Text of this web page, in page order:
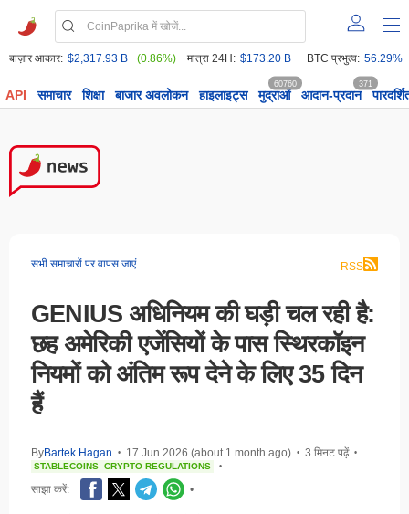
बाज़ार आकार: $2,317.93 B (0.86%) मात्रा 24H: $173.20 B BTC प्रभुत्व: 56.29%
API समाचार शिक्षा बाजार अवलोकन हाइलाइट्स मुद्राओं
60760
आदान-प्रदान
371
सभी समाचारों पर वापस जाएं RSS
GENIUS अधिनियम की घड़ी चल रही है:
छह अमेरिकी एजेंसियों के पास स्थिरकॉइन
नियमों को अंतिम रूप देने के लिए 35 दिन
हैं
ByBartek Hagan • 17 Jun 2026 (about 1 month ago) • 3 मिनट पढ़ें •
STABLECOINS CRYPTO REGULATIONS •
साझा करें: •